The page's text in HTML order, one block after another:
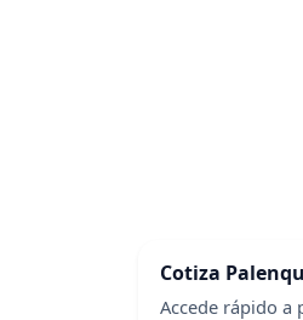
Cotiza
Accede rápido a